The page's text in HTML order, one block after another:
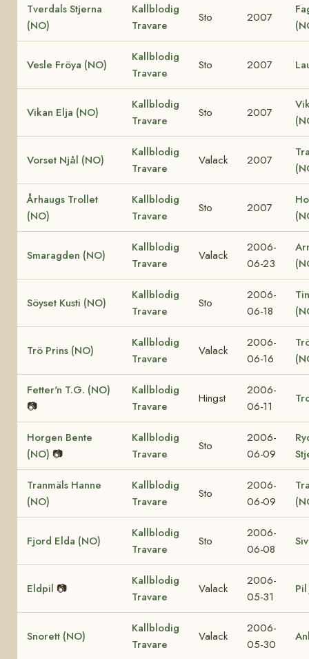
Tverdals Stjerna
(NO)
Kallblodig
Travare
Sto 2007
Vesle Fröya (NO)
Kallblodig
Travare
Sto 2007
Vikan Elja (NO)
Kallblodig
Travare
Sto 2007
Vorset Njål (NO)
Kallblodig
Travare
Valack 2007
Århaugs Trollet
(NO)
Kallblodig
Travare
Sto 2007
Smaragden (NO)
Kallblodig
Travare
Valack
2006-
06-23
Söyset Kusti (NO)
Kallblodig
Travare
Sto
2006-
06-18
Trö Prins (NO)
Kallblodig
Travare
Valack
2006-
06-16
Fetter'n T.G. (NO)
📷
Kallblodig
Travare
Hingst
2006-
06-11
Horgen Bente
(NO) 📷
Kallblodig
Travare
Sto
2006-
06-09
Tranmäls Hanne
(NO)
Kallblodig
Travare
Sto
2006-
06-09
Fjord Elda (NO)
Kallblodig
Travare
Sto
2006-
06-08
Eldpil 📷
Kallblodig
Travare
Valack
2006-
05-31
Pil
Snorett (NO)
Kallblodig
Travare
Valack
2006-
05-30